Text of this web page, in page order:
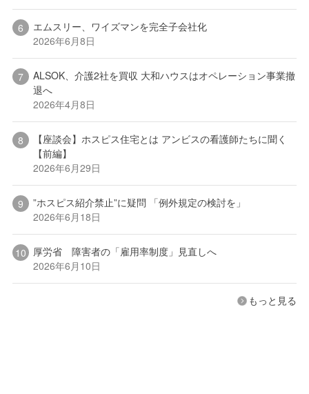
エムスリー、ワイズマンを完全子会社化
2026年6月8日
ALSOK、介護2社を買収 大和ハウスはオペレーション事業撤
退へ
2026年4月8日
【座談会】ホスピス住宅とは アンビスの看護師たちに聞く
【前編】
2026年6月29日
”ホスピス紹介禁止”に疑問 「例外規定の検討を」
2026年6月18日
厚労省 障害者の「雇用率制度」見直しへ
2026年6月10日
もっと見る